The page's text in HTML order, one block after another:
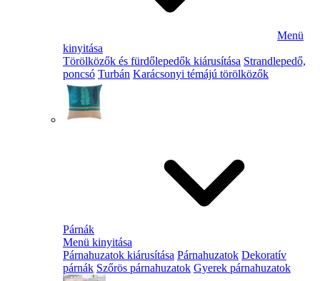
Menü
kinyitása
Törölközők és fürdőlepedők kiárusítása Strandlepedő,
poncsó Turbán Karácsonyi témájú törölközők
Párnák
Menü kinyitása
Párnahuzatok kiárusítása Párnahuzatok Dekoratív
párnák Szőrös párnahuzatok Gyerek párnahuzatok